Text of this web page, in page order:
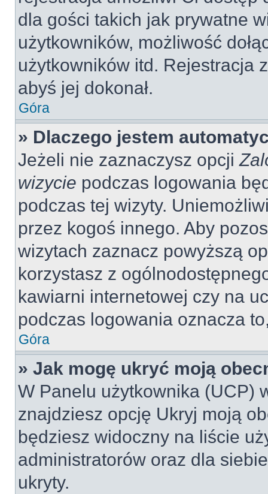
dla gości takich jak prywatne
użytkowników, możliwość
użytkowników itd. Rejestracja
abyś jej dokonał.
Góra
» Dlaczego jestem
Jeżeli nie zaznaczysz opcji
wizycie podczas logowania
podczas tej wizyty.
przez kogoś innego. Aby
wizytach zaznacz powyższą
korzystasz z
kawiarni internetowej czy na
podczas logowania oznacza
Góra
» Jak mogę ukryć moją
W Panelu użytkownika (UCP)
znajdziesz opcję Ukryj moją
będziesz widoczny na liście
administratorów oraz dla
ukryty.